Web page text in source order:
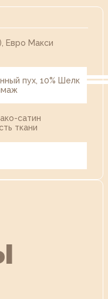
Евро Макси
пух, 10% Шелк
сатин
ткани